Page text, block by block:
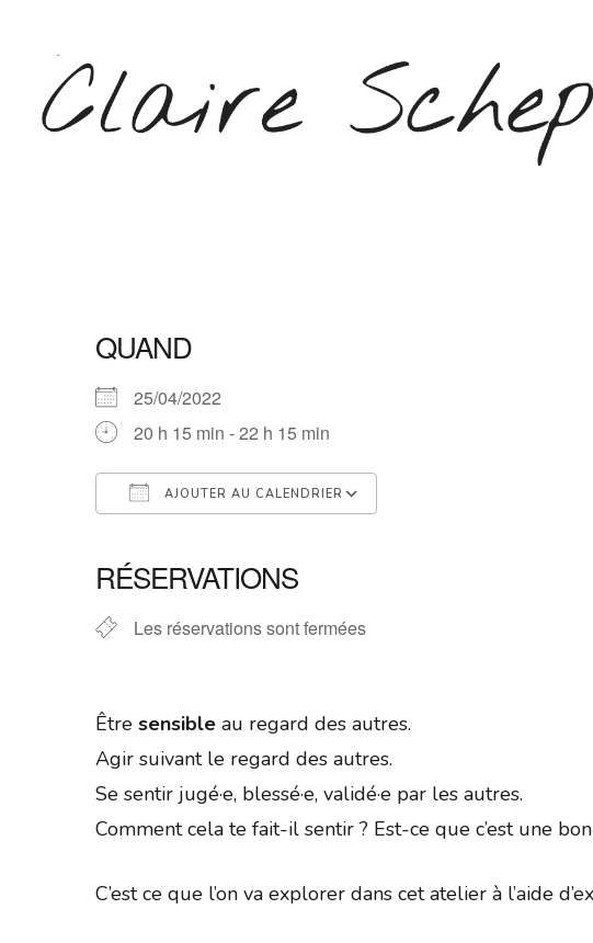
contenu
(Pressez
QUAND
25/04/2022
20 h 15 min - 22 h 15 min
AJOUTER AU CALENDRIER
RÉSERVATIONS
Les réservations sont fermées
Être sensible au regard des autres.
Agir suivant le regard des autres.
Se sentir jugé·e, blessé·e, validé·e par les autres.
Comment cela te fait-il sentir ? Est-ce que c’est une
C’est ce que l’on va explorer dans cet atelier à l’aide